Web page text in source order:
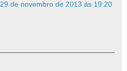
29 de novembro de 2013 às 19:20